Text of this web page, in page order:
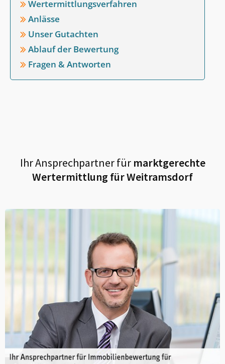
Wertermittlungsverfahren
Anlässe
Unser Gutachten
Ablauf der Bewertung
Fragen & Antworten
Ihr Ansprechpartner fürmarktgerechte
Wertermittlung fürWeitramsdorf